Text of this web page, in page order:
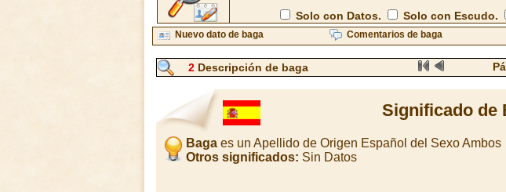
Solo con Datos. Solo con Escudo.
Nuevo dato de baga Comentarios de baga
2Descripción de baga
Significado de
Baga es un Apellido de Origen Español del Sexo Ambos
Otros significados: Sin Datos